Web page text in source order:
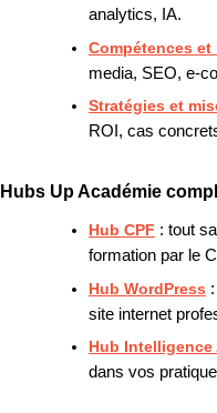
analytics, IA.
Compétences
media, SEO, e-
Stratégies et
ROI, cas
Hubs Up Académie
Hub CPF : tout
formation par le
Hub WordPress
site internet
Hub
dans vos